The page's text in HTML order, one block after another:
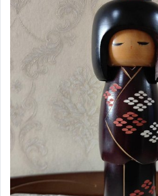
運動、戶外與休閒